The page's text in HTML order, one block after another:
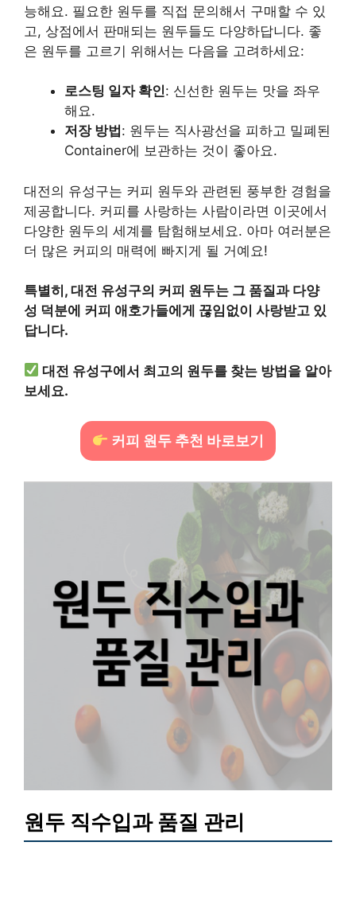
능해요. 필요한 원두를 직접 문의해서 구매할 수 있
고, 상점에서 판매되는 원두들도 다양하답니다. 좋
은 원두를 고르기 위해서는 다음을 고려하세요:
로스팅 일자 확인: 신선한 원두는 맛을 좌우
해요.
저장 방법 : 원두는 직사광선을 피하고 밀폐된
Container에 보관하는 것이 좋아요.
대전의 유성구는 커피 원두와 관련된 풍부한 경험을
제공합니다. 커피를 사랑하는 사람이라면 이곳에서
다양한 원두의 세계를 탐험해보세요. 아마 여러분은
더 많은 커피의 매력에 빠지게 될 거예요!
특별히, 대전 유성구의 커피 원두는 그 품질과 다양
성 덕분에 커피 애호가들에게 끊임없이 사랑받고 있
답니다.
대전 유성구에서 최고의 원두를 찾는 방법을 알아
보세요.
커피 원두 추천 바로보기
원두 직수입과 품질 관리